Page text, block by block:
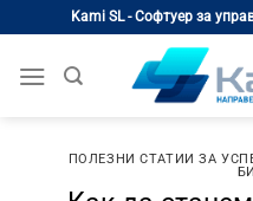
content
Kami SL - Софтуер за
ПОЛЕЗНИ СТАТИИ ЗА